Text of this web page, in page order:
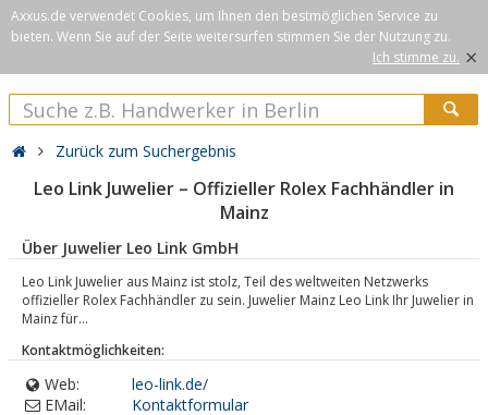
Axxus.de verwendet Cookies, um Ihnen den bestmöglichen Service zu
bieten. Wenn Sie auf der Seite weitersurfen stimmen Sie der Nutzung zu.
Ich stimme zu. ×
Zurück zum Suchergebnis
Leo Link Juwelier – Offizieller Rolex Fachhändler in
Mainz
Über Juwelier Leo Link GmbH
Leo Link Juwelier aus Mainz ist stolz, Teil des weltweiten Netzwerks
offizieller Rolex Fachhändler zu sein. Juwelier Mainz Leo Link Ihr Juwelier in
Mainz für...
Kontaktmöglichkeiten:
Web:
leo-link.de/
EMail:
Kontaktformular